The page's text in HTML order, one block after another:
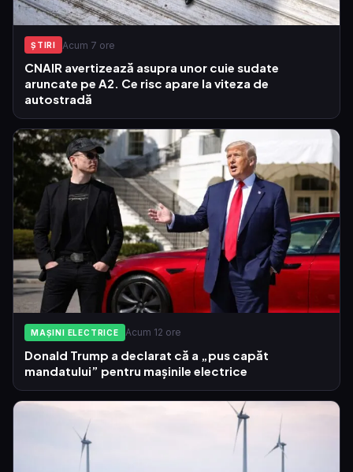
ŞTIRI Acum 7 ore
CNAIR avertizează asupra unor cuie sudate
aruncate pe A2. Ce risc apare la viteza de
autostradă
MAȘINI ELECTRICE Acum 12 ore
Donald Trump a declarat că a „pus capăt
mandatului” pentru mașinile electrice